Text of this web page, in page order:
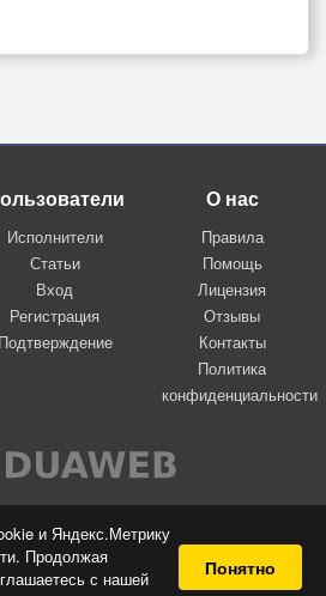
и Яндекс.Метрику
Продолжая
с нашей
Понятно
Исполнители
Статьи
Вход
Регистрация
Подтверждение
О нас
Правила
Помощь
Лицензия
Отзывы
Контакты
Политика
конфиденциальности
Вконтакте
2026 Я-пою
сайт самовыражения